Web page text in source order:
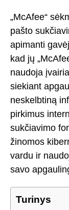
„McAfee“
pašto
apimanti
kad jų
naudoja
siekiant
neskelbtiną
pirkimus
sukčiavimo
žinomos
vardu ir
savo
Turinys